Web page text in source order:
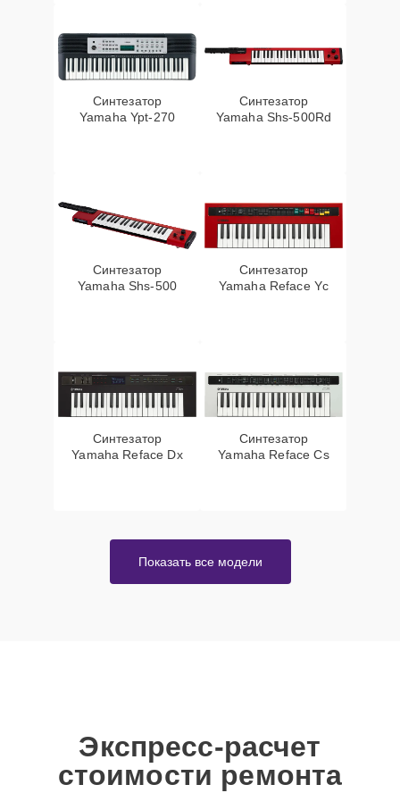
Синтезатор
Yamaha Ypt-270
Синтезатор
Yamaha Shs-500Rd
Синтезатор
Yamaha Shs-500
Синтезатор
Yamaha Reface Yc
Синтезатор
Yamaha Reface Dx
Синтезатор
Yamaha Reface Cs
Показать все модели
Экспресс-расчет
стоимости ремонта